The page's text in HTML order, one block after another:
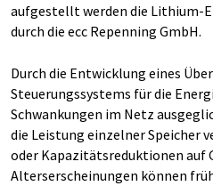
aufgestellt werden die Lithium-
durch die ecc Repenning GmbH.
Durch die Entwicklung eines
Steuerungssystems für die
Schwankungen im Netz
die Leistung einzelner Speicher
oder Kapazitätsreduktionen auf
Alterserscheinungen können